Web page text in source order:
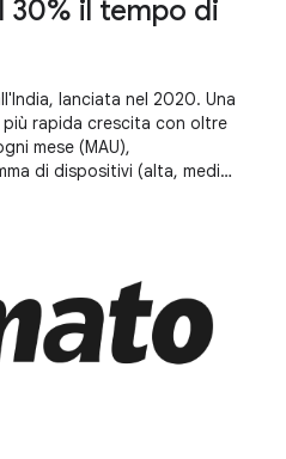
30% il tempo di
lanciata nel 2020. Una
rapida crescita con oltre
mese (MAU),
di dispositivi (alta, media